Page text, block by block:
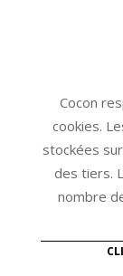
Cocon
cookies.
stockées
des tiers.
nombre